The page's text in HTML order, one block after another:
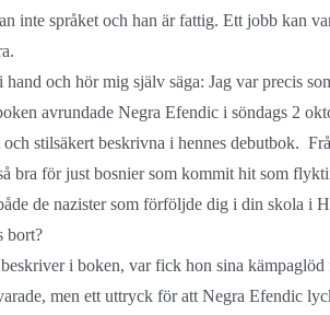
inte språket och han är fattig. Ett jobb kan
och hör mig själv säga: Jag var precis
avrundade Negra Efendic i söndags 2
stilsäkert beskrivna i hennes debutbok.
bra för just bosnier som kommit hit som
de nazister som förföljde dig i din skola i
bort?
i boken, var fick hon sina kämpaglöd
men ett uttryck för att Negra Efendic